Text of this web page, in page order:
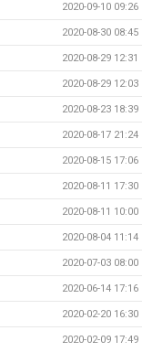
2020-09-10 09:26
2020-08-30 08:45
2020-08-29 12:31
2020-08-29 12:03
2020-08-23 18:39
2020-08-17 21:24
2020-08-15 17:06
2020-08-11 17:30
2020-08-11 10:00
2020-08-04 11:14
2020-07-03 08:00
2020-06-14 17:16
2020-02-20 16:30
2020-02-09 17:49